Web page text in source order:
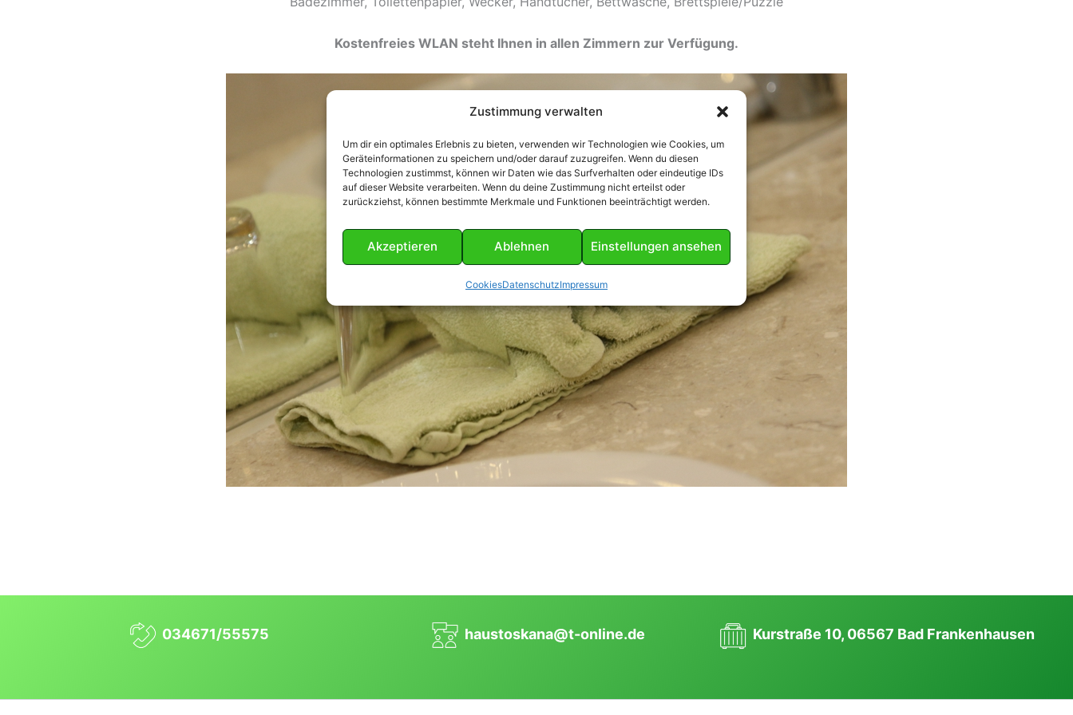
Zustimmung verwalten
Um dir ein optimales Erlebnis zu bieten, verwenden wir Technologien wie Cookies, um
Geräteinformationen zu speichern und/oder darauf zuzugreifen. Wenn du diesen
Technologien zustimmst, können wir Daten wie das Surfverhalten oder eindeutige IDs
auf dieser Website verarbeiten. Wenn du deine Zustimmung nicht erteilst oder
zurückziehst, können bestimmte Merkmale und Funktionen beeinträchtigt werden.
Akzeptieren Ablehnen Einstellungen ansehen
CookiesDatenschutzImpressum
Kostenfreies WLAN steht Ihnen in allen Zimmern zur Verfügung.
034671/55575 haustoskana@t-online.de Kurstraße 10, 06567 Bad Frankenhausen